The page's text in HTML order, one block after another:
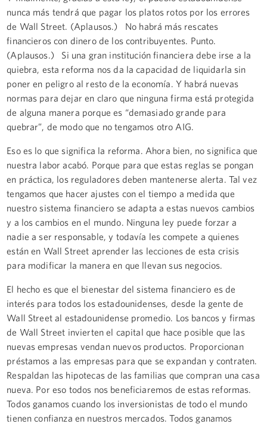
nunca más tendrá que pagar los platos rotos por los errores
de Wall Street. (Aplausos.) No habrá más rescates
financieros con dinero de los contribuyentes. Punto.
(Aplausos.) Si una gran institución financiera debe irse a la
quiebra, esta reforma nos da la capacidad de liquidarla sin
poner en peligro al resto de la economía. Y habrá nuevas
normas para dejar en claro que ninguna firma está protegida
de alguna manera porque es “demasiado grande para
quebrar”, de modo que no tengamos otro AIG.
Eso es lo que significa la reforma. Ahora bien, no significa que
nuestra labor acabó. Porque para que estas reglas se pongan
en práctica, los reguladores deben mantenerse alerta. Tal vez
tengamos que hacer ajustes con el tiempo a medida que
nuestro sistema financiero se adapta a estas nuevos cambios
y a los cambios en el mundo. Ninguna ley puede forzar a
nadie a ser responsable, y todavía les compete a quienes
están en Wall Street aprender las lecciones de esta crisis
para modificar la manera en que llevan sus negocios.
El hecho es que el bienestar del sistema financiero es de
interés para todos los estadounidenses, desde la gente de
Wall Street al estadounidense promedio. Los bancos y firmas
de Wall Street invierten el capital que hace posible que las
nuevas empresas vendan nuevos productos. Proporcionan
préstamos a las empresas para que se expandan y contraten.
Respaldan las hipotecas de las familias que compran una casa
nueva. Por eso todos nos beneficiaremos de estas reformas.
Todos ganamos cuando los inversionistas de todo el mundo
tienen confianza en nuestros mercados. Todos ganamos